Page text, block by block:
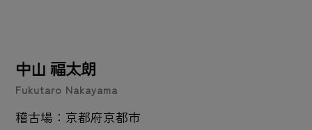
中山 福太朗
Fukutaro Nakayama
稽古場：京都府京都市